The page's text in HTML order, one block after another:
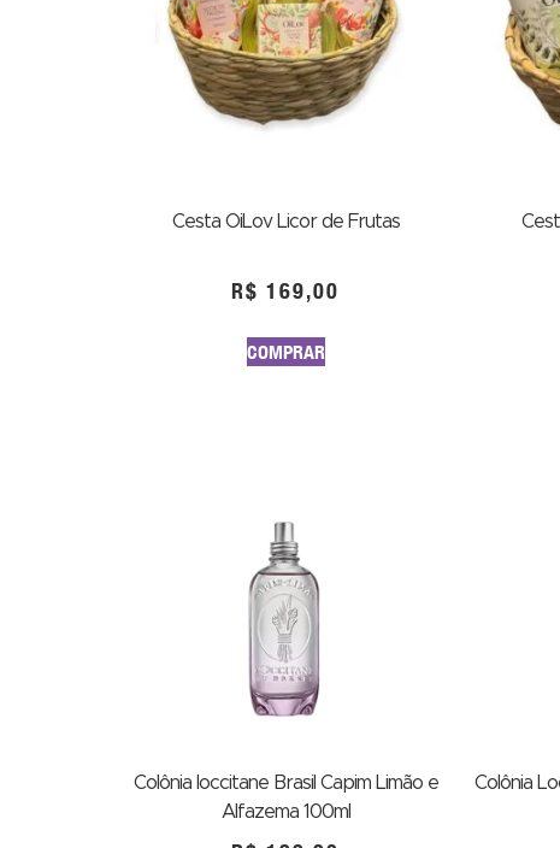
Cesta OiLov Licor de Frutas
R$ 169,00
COMPRAR
Colônia loccitane Brasil Capim Limão e
Alfazema 100ml
Colônia